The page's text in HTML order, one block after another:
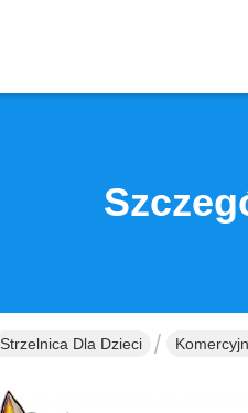
Strzelnica Dla Dzieci